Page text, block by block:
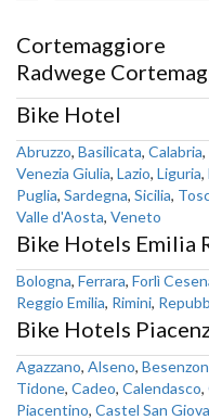
Cortemaggiore
Radwege
Bike Hotel
Abruzzo, Basilicata, Calabria,
Venezia Giulia, Lazio, Liguria,
Puglia, Sardegna, Sicilia,
Valle d'Aosta, Veneto
Bike Hotels Emilia
Bologna, Ferrara, Forlì
Reggio Emilia, Rimini,
Bike Hotels
Agazzano, Alseno,
Tidone, Cadeo, Calendasco,
Piacentino, Castel San